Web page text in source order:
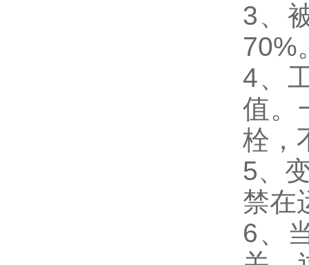
3、
70%
4、
值。
栓，
5、
禁在
6、